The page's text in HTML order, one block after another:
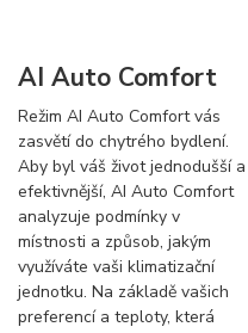
AI Auto Comfort
Režim AI Auto Comfort vás
zasvětí do chytrého bydlení.
Aby byl váš život jednodušší a
efektivnější, AI Auto Comfort
analyzuje podmínky v
místnosti a způsob, jakým
využíváte vaši klimatizační
jednotku. Na základě vašich
preferencí a teploty, která